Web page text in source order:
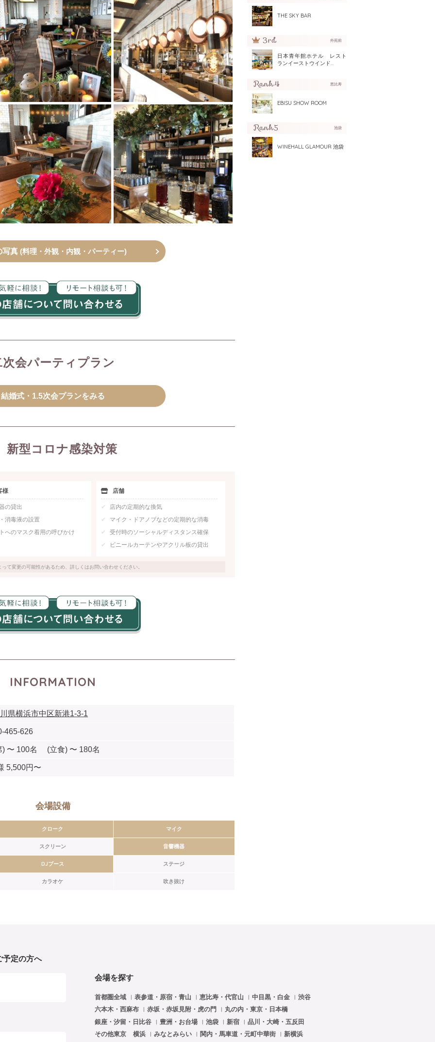
THE SKY BAR
外苑前
日本青年館ホテル レスト
ランイーストウインド...
恵比寿
EBISU SHOW ROOM
池袋
WINEHALL GLAMOUR 池袋
写真 (料理・外観・内観・パーティー)
次会パーティプラン
結婚式・1.5次会プランをみる
新型コロナ感染対策
様
の貸出
消毒液の設置
へのマスク着用の呼びかけ
店舗
店内の定期的な換気
マイク・ドアノブなどの定期的な消毒
受付時のソーシャルディスタンス確保
ビニールカーテンやアクリル板の貸出
て変更の可能性があるため、詳しくはお問い合わせください。
INFORMATION
県横浜市中区新港1-3-1
465-626
) 〜 100名 (立食) 〜 180名
5,500円〜
会場設備
クローク マイク
スクリーン 音響機器
DJブース ステージ
カラオケ 吹き抜け
予定の方へ
会場を探す
首都圏全域 表参道・原宿・青山 恵比寿・代官山 中目黒・白金
渋谷
六本木・西麻布
赤坂・赤坂見附・虎の門
丸の内・東京・日本橋
銀座・汐留・日比谷
豊洲・お台場 池袋 新宿
品川・大崎・五反田
その他東京
横浜 みなとみらい 関内・馬車道・元町中華街 新横浜